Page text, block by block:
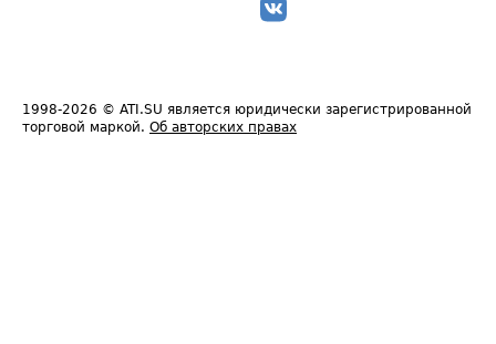
1998-2026 © ATI.SU является юридически зарегистрированной
торговой маркой. Об авторских правах